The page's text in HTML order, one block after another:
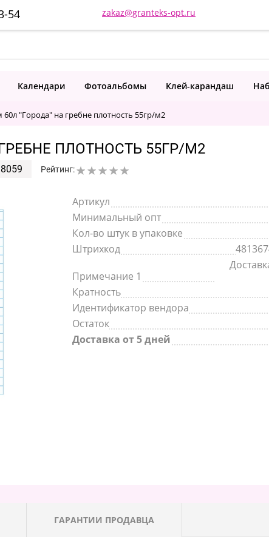
54 zakaz@granteks-opt.ru
Календари Фотоальбомы Клей-карандаш
60л "Города" на гребне плотность 55гр/м2
ПЛОТНОСТЬ 55ГР/М2
Рейтинг:
Артикул
Минимальный опт
Кол-во штук в упаковке
Штрихкод
Примечание 1
Кратность
Идентификатор вендора
Остаток
Доставка от 5 дней
ГАРАНТИИ ПРОДАВЦА